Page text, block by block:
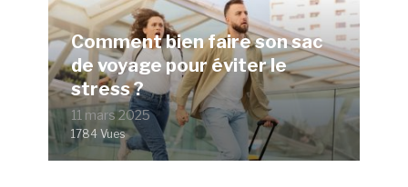
Comment bien faire son sac
de voyage pour éviter le
stress ?
11 mars 2025
1784 Vues